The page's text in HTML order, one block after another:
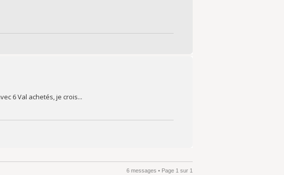
6 Val achetés, je crois...
6 messages • Page 1 sur 1